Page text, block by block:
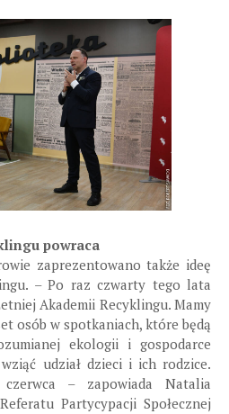
powraca
zaprezentowano także ideę
– Po raz czwarty tego lata
Akademii Recyklingu. Mamy
osób w spotkaniach, które będą
ekologii i gospodarce
udział dzieci i ich rodzice.
– zapowiada Natalia
Partycypacji Społecznej